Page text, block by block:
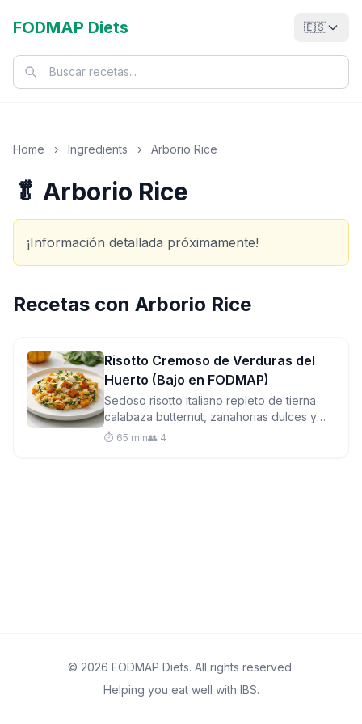
FODMAP Diets 🇪🇸
Home › Ingredients › Arborio Rice
🥬 Arborio Rice
¡Información detallada próximamente!
Recetas con Arborio Rice
Risotto Cremoso de Verduras del
Huerto (Bajo en FODMAP)
Sedoso risotto italiano repleto de tierna
calabaza butternut, zanahorias dulces y
vibrantes espinacas. Una reconfortante
⏱️ 65 min👥 4
© 2026 FODMAP Diets. All rights reserved.
Helping you eat well with IBS.